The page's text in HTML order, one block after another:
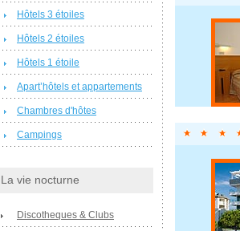
Hôtels 3 étoiles
Hôtels 2 étoiles
Hôtels 1 étoile
Apart’hôtels et appartements
Chambres d'hôtes
Campings
La vie nocturne
Discotheques & Clubs